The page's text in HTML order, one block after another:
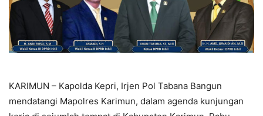
KARIMUN – Kapolda Kepri, Irjen Pol Tabana Bangun
mendatangi Mapolres Karimun, dalam agenda kunjungan